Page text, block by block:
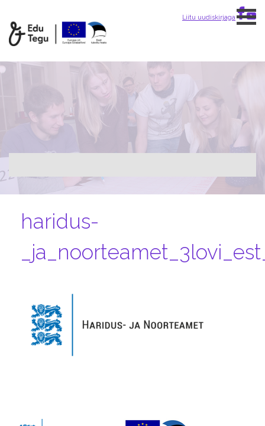
content
Liitu uudiskirjaga
haridus-